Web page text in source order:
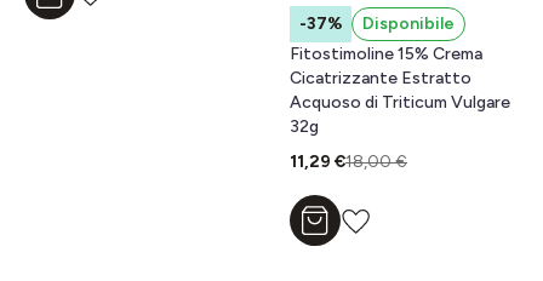
-37%
Disponibile
Fitostimoline 15% Crema
Cicatrizzante Estratto
Acquoso di Triticum Vulgare
32g
11,29 €18,00 €
Aggiungi al carrello